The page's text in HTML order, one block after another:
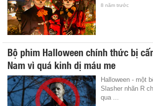
8 năm trước
Bộ phim Halloween chính thức bị
Nam vì quá kinh dị máu me
Halloween - một
Slasher nhãn R
qua ...